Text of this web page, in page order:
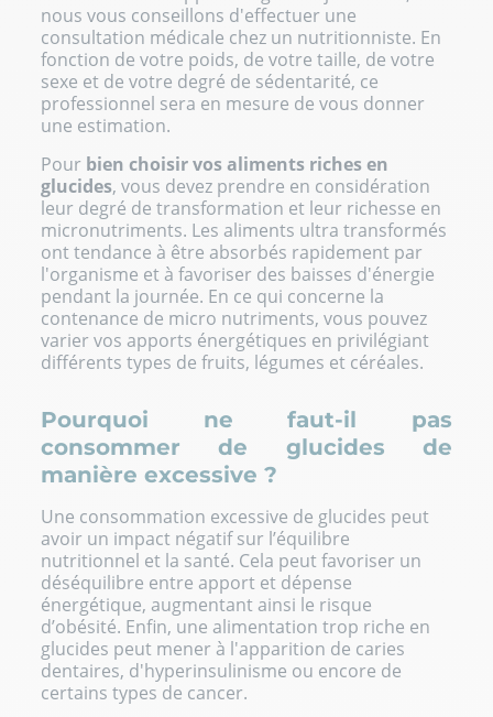
nous vous conseillons d'effectuer une
consultation médicale chez un nutritionniste. En
fonction de votre poids, de votre taille, de votre
sexe et de votre degré de sédentarité, ce
professionnel sera en mesure de vous donner
une estimation.
Pour bien choisir vos aliments riches en
glucides, vous devez prendre en considération
leur degré de transformation et leur richesse en
micronutriments. Les aliments ultra transformés
ont tendance à être absorbés rapidement par
l'organisme et à favoriser des baisses d'énergie
pendant la journée. En ce qui concerne la
contenance de micro nutriments, vous pouvez
varier vos apports énergétiques en privilégiant
différents types de fruits, légumes et céréales.
Pourquoi ne faut-il pas
consommer de glucides de
manière excessive ?
Une consommation excessive de glucides peut
avoir un impact négatif sur l’équilibre
nutritionnel et la santé. Cela peut favoriser un
déséquilibre entre apport et dépense
énergétique, augmentant ainsi le risque
d’obésité. Enfin, une alimentation trop riche en
glucides peut mener à l'apparition de caries
dentaires, d'hyperinsulinisme ou encore de
certains types de cancer.